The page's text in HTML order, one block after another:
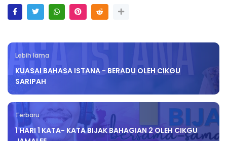
Lebih lama
KUASAI BAHASA ISTANA - BERADU OLEH CIKGU
SARIPAH
Terbaru
1 HARI 1 KATA- KATA BIJAK BAHAGIAN 2 OLEH CIKGU